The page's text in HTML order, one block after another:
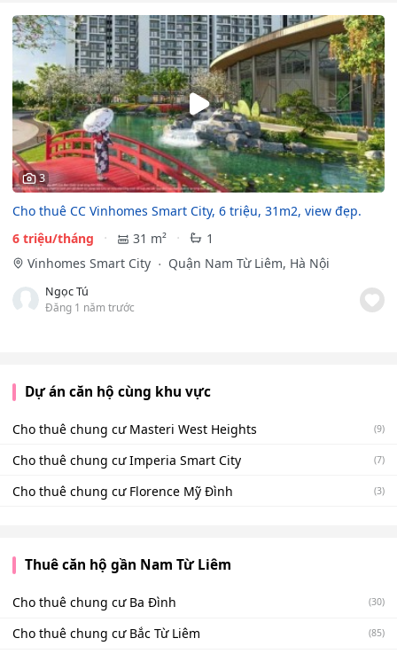
3
Cho thuê CC Vinhomes Smart City, 6 triệu, 31m2, view đẹp.
6 triệu/tháng
31 m²
1
Vinhomes Smart City
Quận Nam Từ Liêm, Hà Nội
Ngọc Tú
Đăng 1 năm trước
Dự án căn hộ cùng khu vực
Cho thuê chung cư Masteri West Heights (9)
Cho thuê chung cư Imperia Smart City (7)
Cho thuê chung cư Florence Mỹ Đình (3)
Thuê căn hộ gần Nam Từ Liêm
Cho thuê chung cư Ba Đình (30)
Cho thuê chung cư Bắc Từ Liêm (85)